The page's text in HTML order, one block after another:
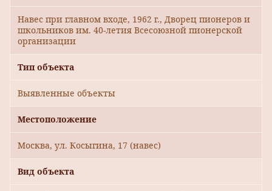
Навес при главном входе, 1962 г., Дворец пионеров и
школьников им. 40-летия Всесоюзной пионерской
организации
Тип объекта
Выявленные объекты
Местоположение
Москва, ул. Косыгина, 17 (навес)
Вид объекта